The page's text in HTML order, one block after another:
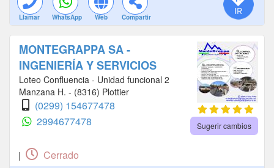
Llamar WhatsApp Web Compartir
MONTEGRAPPA SA -
INGENIERÍA Y SERVICIOS
Loteo Confluencia - Unidad funcional 2
Manzana H. - (8316) Plottier
(0299) 154677478
2994677478
Sugerir cambios
| Cerrado